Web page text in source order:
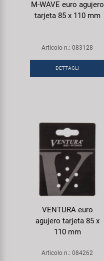
M-WAVE euro agujero
tarjeta 85 x 110 mm
Articolo n.: 083128
DETTAGLI
VENTURA euro
agujero tarjeta 85 x
110 mm
Articolo n.: 084262